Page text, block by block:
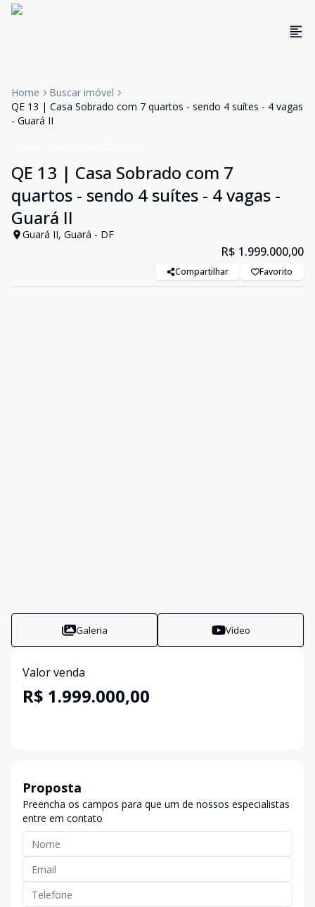
Home
Buscar imóvel
QE 13 | Casa Sobrado com 7 quartos - sendo 4 suítes - 4 vagas
- Guará II
QE 13 | Casa Sobrado com 7
quartos - sendo 4 suítes - 4 vagas -
Guará II
Guará II, Guará - DF
R$ 1.999.000,00
Compartilhar Favorito
Galeria Vídeo
Valor venda
R$ 1.999.000,00
Proposta
Preencha os campos para que um de nossos especialistas
entre em contato